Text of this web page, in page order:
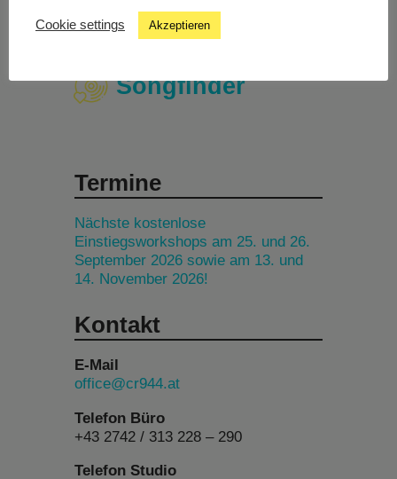
Studiochat
Songfinder
Termine
Nächste kostenlose
Einstiegsworkshops am 25. und 26.
September 2026 sowie am 13. und
14. November 2026!
Kontakt
E-Mail
office@cr944.at
Telefon Büro
+43 2742 / 313 228 – 290
Telefon Studio
Cookie settings Akzeptieren